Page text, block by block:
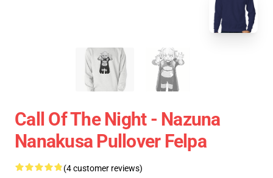
Call Of The Night - Nazuna
Nanakusa Pullover Felpa
(4 customer reviews)